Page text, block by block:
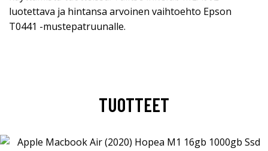
luotettava ja hintansa arvoinen vaihtoehto Epson
T0441 -mustepatruunalle.
TUOTTEET